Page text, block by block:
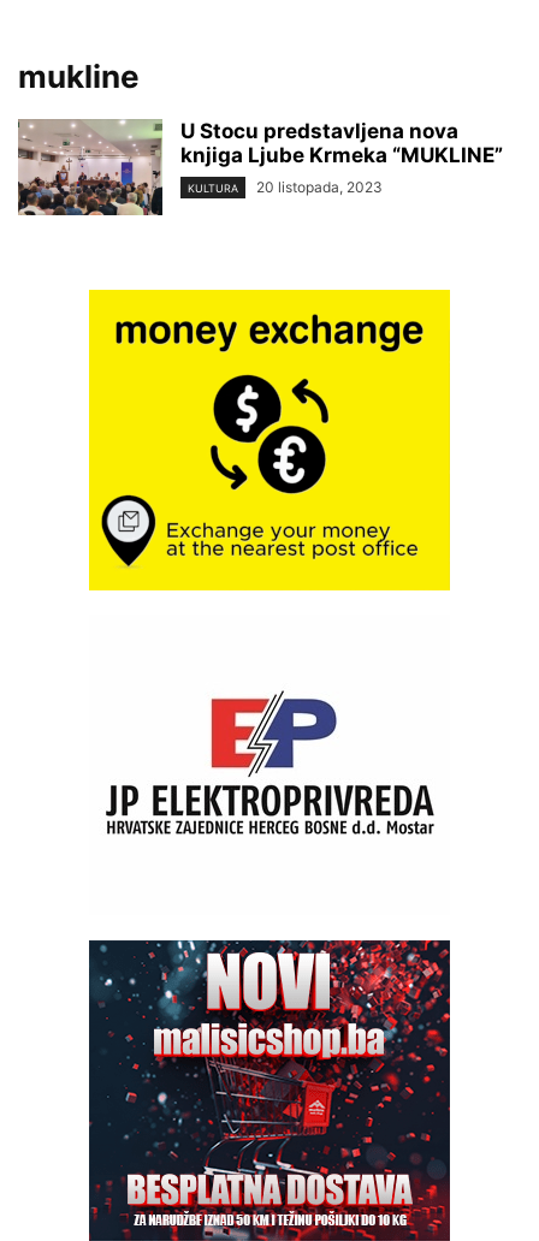
mukline
U Stocu predstavljena nova
knjiga Ljube Krmeka “MUKLINE”
KULTURA 20 listopada, 2023